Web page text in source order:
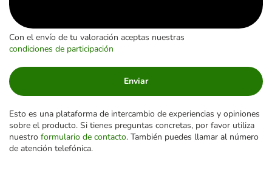
Con el envío de tu valoración aceptas nuestras
condiciones de participación
Enviar
Esto es una plataforma de intercambio de experiencias y opiniones
sobre el producto. Si tienes preguntas concretas, por favor utiliza
nuestro formulario de contacto. También puedes llamar al número
de atención telefónica.